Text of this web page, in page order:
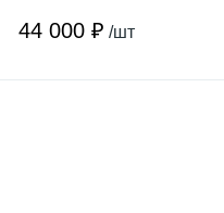
44 000 ₽ /шт